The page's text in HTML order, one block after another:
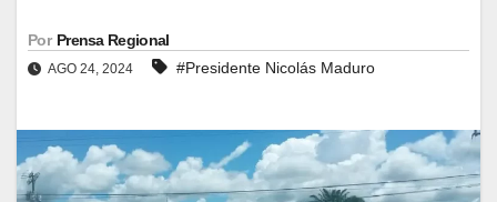
Por Prensa Regional
AGO 24, 2024 #Presidente Nicolás Maduro